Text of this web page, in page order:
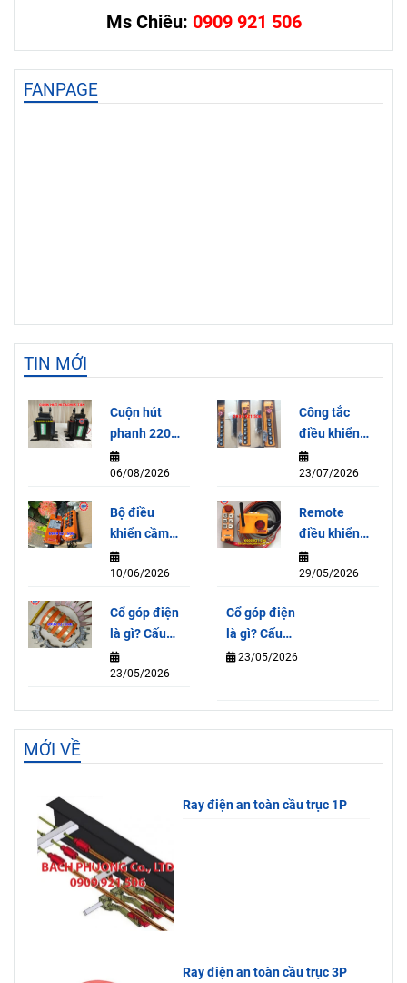
Ms Chiêu: 0909 921 506
FANPAGE
TIN MỚI
Cuộn hút
phanh 220V
dùng cho
Palang 5
HITACHI
06/08/2026
Công tắc
điều khiển
cần trục HY-
1026-ABB
23/07/2026
Bộ điều
khiển cầm
tay Model
F21-E1B
10/06/2026
Remote
điều khiển
từ xa Jeico-
6KA – Giải
29/05/2026
Cổ góp điện
là gì? Cấu
tạo, nguyên
lý và tác
23/05/2026
Cổ góp điện
là gì? Cấu
tạo, nguyên
23/05/2026
MỚI VỀ
Ray điện an toàn cầu trục 1P
Ray điện an toàn cầu trục 3P